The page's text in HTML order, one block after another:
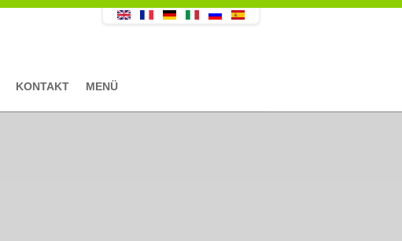
KONTAKT MENÜ